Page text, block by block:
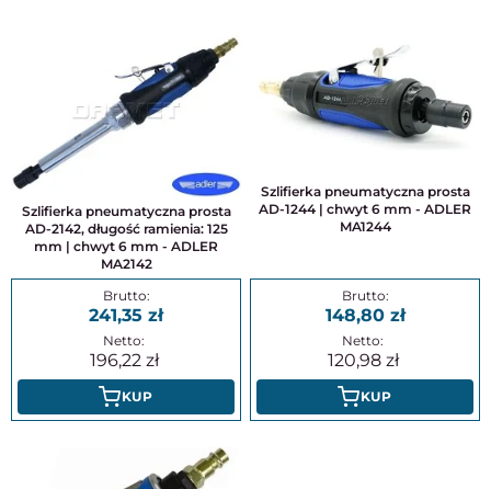
Szlifierka pneumatyczna prosta
AD-2142, długość ramienia: 125
mm | chwyt 6 mm - ADLER
MA2142
241,35
196,22
KUP
Szlifierka pneumatyczna prosta
AD-1244 | chwyt 6 mm - ADLER
MA1244
148,80
120,98
KUP